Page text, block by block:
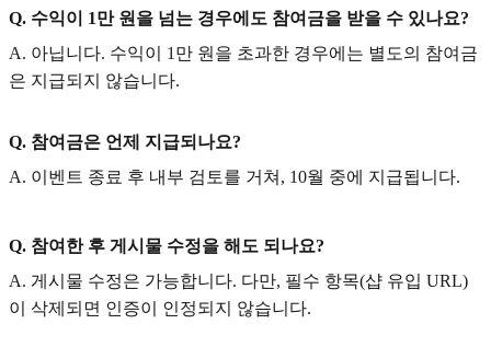
Q. 수익이 1만 원을 넘는 경우에도 참여금을 받을 수 있나요?
A. 아닙니다. 수익이 1만 원을 초과한 경우에는 별도의 참여금
은 지급되지 않습니다.
Q. 참여금은 언제 지급되나요?
A. 이벤트 종료 후 내부 검토를 거쳐, 10월 중에 지급됩니다.
Q. 참여한 후 게시물 수정을 해도 되나요?
A. 게시물 수정은 가능합니다. 다만, 필수 항목(샵 유입 URL)
이 삭제되면 인증이 인정되지 않습니다.